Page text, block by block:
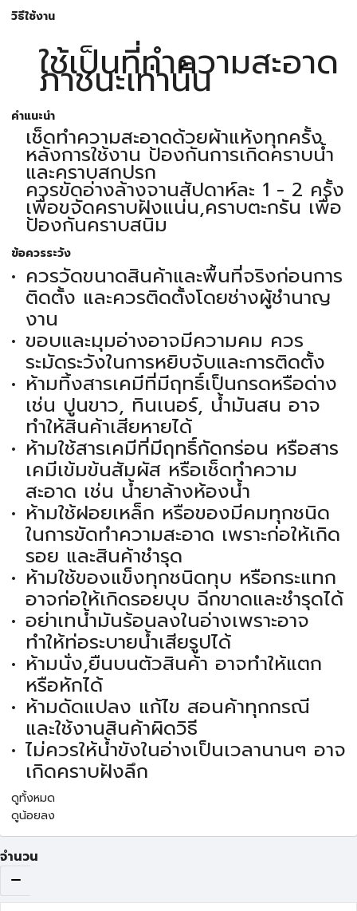
วิธีใช้งาน
ใช้เป็นที่ทำความสะอาด
ภาชนะเท่านั้น
คำแนะนำ
เช็ดทำความสะอาดด้วยผ้าแห้งทุกครั้ง
หลังการใช้งาน ป้องกันการเกิดคราบน้ำ
และคราบสกปรก
ควรขัดอ่างล้างจานสัปดาห์ละ 1 - 2 ครั้ง
เพื่อขจัดคราบฝังแน่น,คราบตะกรัน เพื่อ
ป้องกันคราบสนิม
ข้อควรระวัง
ควรวัดขนาดสินค้าและพื้นที่จริงก่อนการ
ติดตั้ง และควรติดตั้งโดยช่างผู้ชำนาญ
งาน
ขอบและมุมอ่างอาจมีความคม ควร
ระมัดระวังในการหยิบจับและการติดตั้ง
ห้ามทิ้งสารเคมีที่มีฤทธิ์เป็นกรดหรือด่าง
เช่น ปูนขาว, ทินเนอร์, น้ำมันสน อาจ
ทำให้สินค้าเสียหายได้
ห้ามใช้สารเคมีที่มีฤทธิ์กัดกร่อน หรือสาร
เคมีเข้มข้นสัมผัส หรือเช็ดทำความ
สะอาด เช่น น้ำยาล้างห้องน้ำ
ห้ามใช้ฝอยเหล็ก หรือของมีคมทุกชนิด
ในการขัดทำความสะอาด เพราะก่อให้เกิด
รอย และสินค้าชำรุด
ห้ามใช้ของแข็งทุกชนิดทุบ หรือกระแทก
อาจก่อให้เกิดรอยบุบ ฉีกขาดและชำรุดได้
อย่าเทน้ำมันร้อนลงในอ่างเพราะอาจ
ทำให้ท่อระบายน้ำเสียรูปได้
ห้ามนั่ง,ยืนบนตัวสินค้า อาจทำให้แตก
หรือหักได้
ห้ามดัดแปลง แก้ไข สอนค้าทุกกรณี
และใช้งานสินค้าผิดวิธี
ไม่ควรให้น้ำขังในอ่างเป็นเวลานานๆ อาจ
เกิดคราบฝังลึก
ดูทั้งหมด
ดูน้อยลง
จำนวน